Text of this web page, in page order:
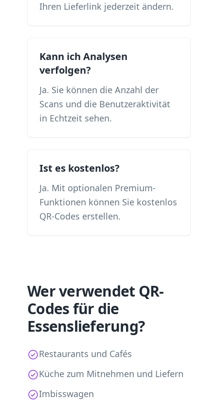
Ihren Lieferlink jederzeit ändern.
Kann ich Analysen
verfolgen?
Ja. Sie können die Anzahl der
Scans und die Benutzeraktivität
in Echtzeit sehen.
Ist es kostenlos?
Ja. Mit optionalen Premium-
Funktionen können Sie kostenlos
QR-Codes erstellen.
Wer verwendet QR-
Codes für die
Essenslieferung?
Restaurants und Cafés
Küche zum Mitnehmen und Liefern
Imbisswagen